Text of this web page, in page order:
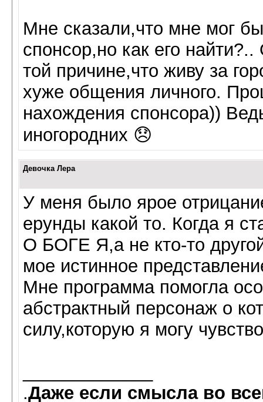
Мне сказали,что мне мог
спонсор,но как его
той причине,что живу за
хуже общения личного.
нахождения спонсора))
иногородних 😞
Девочка Лера
У меня было ярое
ерунды какой то. Когда я
О БОГЕ Я,а не кто-то
мое истинное
Мне программа помогла
абстрактный персонаж о
силу,которую я могу
.Даже если смысла во